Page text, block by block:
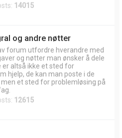
14015
og andre nøtter
forum utfordre hverandre med
og nøtter man ønsker å dele
er altså ikke et sted for
hjelp, de kan man poste i de
et sted for problemløsing på
12615